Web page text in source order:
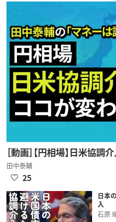
［動画］【円相場】日米協調
田中泰輔
25
日本
入
石原